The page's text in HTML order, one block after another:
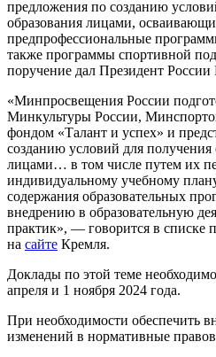
предложения по созданию
образования лицами,
предпрофессиональные
также программы спортивной
поручение дал Президент
«Минпросвещения России
Минкультуры России,
фондом «Талант и успех» и
созданию условий для получения
лицами… в том числе путем их
индивидуальному учебному
содержания образовательных
внедрению в образовательную
практик», — говорится в списке
на сайте Кремля.
Доклады по этой теме необходимо
апреля и 1 ноября 2024 года.
При необходимости обеспечить
изменений в нормативные